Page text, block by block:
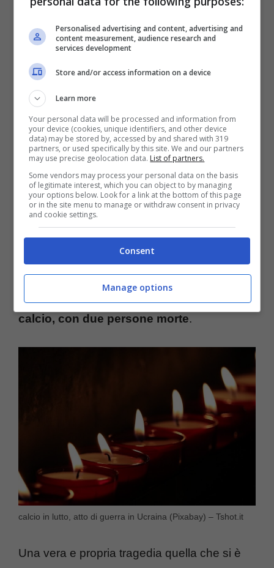
distrutto fino a portare alla morte di
persone innocenti.
Attaccato l’Hotel del club:
due le persone morte
Una notizia che ha messo sotto choc
davvero tutto il mondo. Un colpo di scena
inaspettato che ora non può fare altro che
portare alla decisione di dover intervenire e
cercare di aiutare chi è rimasto coinvolto in
questa situazione, provando a dare
sostegno ai familiari che hanno perso i propri
cari. Il tutto è accaduto
prima della partita di
calcio, con due persone morte.
calcio in lutto, atto di guerra in Ucraina (Pixabay) – Tshot.it
Una vera e propria tragedia quella che si è
Personalised advertising and content, advertising and
content measurement, audience research and
services development
Store and/or access information on a device
Learn more
Your personal data will be processed and information from
your device (cookies, unique identifiers, and other device
data) may be stored by, accessed by and shared with 319
partners, or used specifically by this site. We and our partners
may use precise geolocation data. List of partners.
Some vendors may process your personal data on the basis
of legitimate interest, which you can object to by managing
your options below. Look for a link at the bottom of this page
or in the site menu to manage or withdraw consent in privacy
and cookie settings.
Consent
Manage options